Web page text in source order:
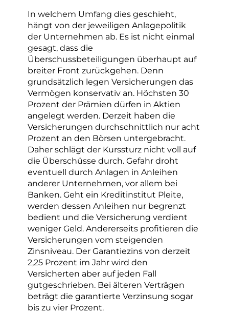
In welchem Umfang dies geschieht,
hängt von der jeweiligen Anlagepolitik
der Unternehmen ab. Es ist nicht einmal
gesagt, dass die
Überschussbeteiligungen überhaupt auf
breiter Front zurückgehen. Denn
grundsätzlich legen Versicherungen das
Vermögen konservativ an. Höchsten 30
Prozent der Prämien dürfen in Aktien
angelegt werden. Derzeit haben die
Versicherungen durchschnittlich nur acht
Prozent an den Börsen untergebracht.
Daher schlägt der Kurssturz nicht voll auf
die Überschüsse durch. Gefahr droht
eventuell durch Anlagen in Anleihen
anderer Unternehmen, vor allem bei
Banken. Geht ein Kreditinstitut Pleite,
werden dessen Anleihen nur begrenzt
bedient und die Versicherung verdient
weniger Geld. Andererseits profitieren die
Versicherungen vom steigenden
Zinsniveau. Der Garantiezins von derzeit
2,25 Prozent im Jahr wird den
Versicherten aber auf jeden Fall
gutgeschrieben. Bei älteren Verträgen
beträgt die garantierte Verzinsung sogar
bis zu vier Prozent.